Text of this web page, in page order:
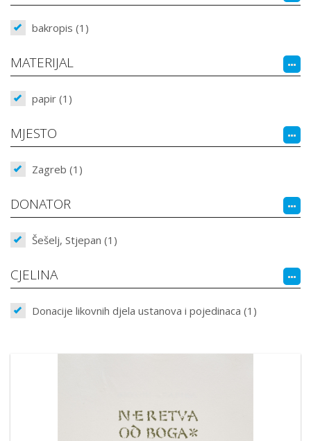
bakropis (1)
MATERIJAL
papir (1)
MJESTO
Zagreb (1)
DONATOR
Šešelj, Stjepan (1)
CJELINA
Donacije likovnih djela ustanova i pojedinaca (1)